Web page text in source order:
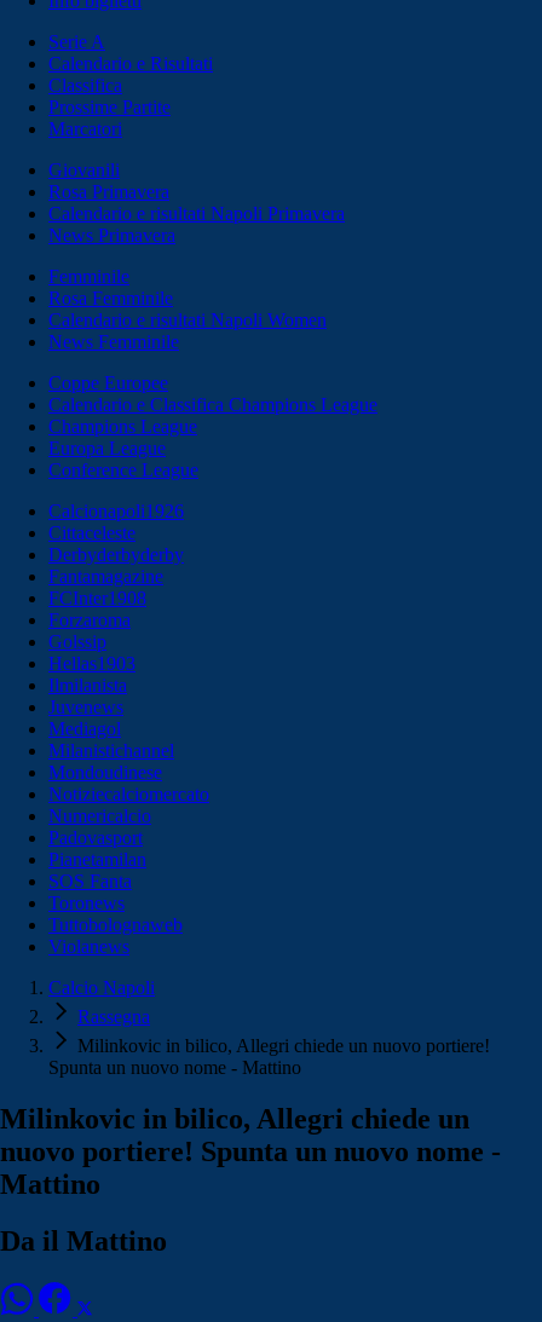
Serie A
Calendario e Risultati
Classifica
Prossime Partite
Marcatori
Giovanili
Rosa Primavera
Calendario e risultati Napoli Primavera
News Primavera
Femminile
Rosa Femminile
Calendario e risultati Napoli Women
News Femminile
Coppe Europee
Calendario e Classifica Champions League
Champions League
Europa League
Conference League
Calcionapoli1926
Cittaceleste
Derbyderbyderby
Fantamagazine
FCInter1908
Forzaroma
Golssip
Hellas1903
Ilmilanista
Juvenews
Mediagol
Milanistichannel
Mondoudinese
Notiziecalciomercato
Numericalcio
Padovasport
Pianetamilan
SOS Fanta
Toronews
Tuttobolognaweb
Violanews
Calcio Napoli
Rassegna
Milinkovic in bilico, Allegri chiede un nuovo portiere!
Spunta un nuovo nome - Mattino
Milinkovic in bilico, Allegri chiede un
nuovo portiere! Spunta un nuovo nome -
Mattino
Da il Mattino